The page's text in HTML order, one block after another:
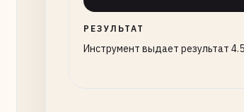
РЕЗУЛЬТАТ
Инструмент выдает результат